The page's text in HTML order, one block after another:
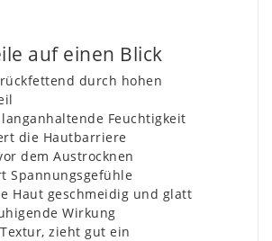
auf einen Blick
durch hohen
Feuchtigkeit
die Hautbarriere
dem Austrocknen
Spannungsgefühle
Haut geschmeidig und glatt
Wirkung
zieht gut ein